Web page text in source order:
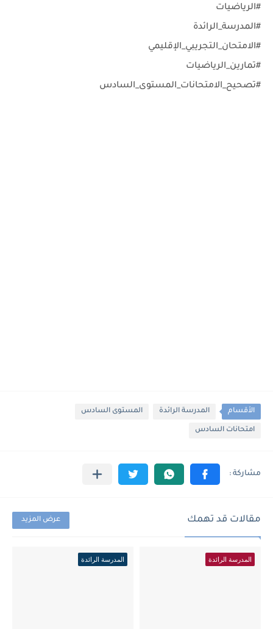
#الرياضيات
#المدرسة_الرائدة
#الامتحان_التجريبي_الإقليمي
#تمارين_الرياضيات
#تصحيح_الامتحانات_المستوى_السادس
الأقسام المدرسة الرائدة المستوى السادس
امتحانات السادس
مقالات قد تهمك عرض المزيد
المدرسة الرائدة المدرسة الرائدة